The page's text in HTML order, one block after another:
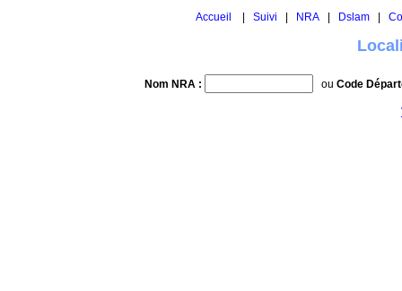
Accueil Suivi NRA Dslam
Nom NRA : ou Code